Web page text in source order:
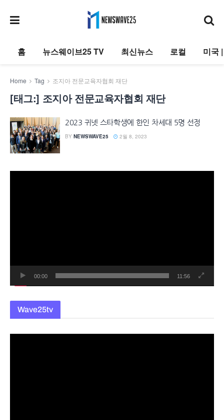
홈 뉴스웨이브25 TV 최신뉴스 로컬 미국
Home Tag 조지아 전문교육자협회 재단
[태그:] 조지아 전문교육자협회 재단
2023 귀넷 스타학생에 한인 차세대 5명 선정
BY NEWSWAVE25 2월 8, 2023
00:00 11:56
Wave25tv